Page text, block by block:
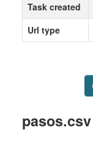
pasos.csv
Task created
Url type